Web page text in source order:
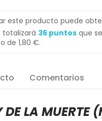
este producto puede
totalizará 36 puntos que
de 1,80 €.
Comentarios
LA MUERTE